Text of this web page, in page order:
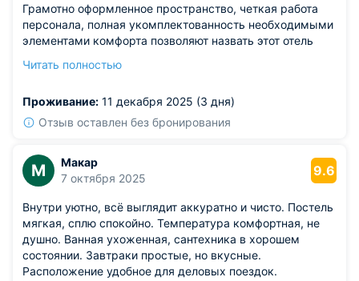
Грамотно оформленное пространство, четкая работа
персонала, полная укомплектованность необходимыми
элементами комфорта позволяют назвать этот отель
высокий, атмосфера приятная и радушная.
регулярная смена белья и полотенца придают номеру
особый шарм. Выполнение всех санитарных норм
хорошим соотношением качества и цены.
Читать полностью
Проживание: 11 декабря 2025 (3 дня)
Отзыв оставлен без бронирования
М
Макар
7 октября 2025
9.6
Внутри уютно, всё выглядит аккуратно и чисто. Постель
мягкая, сплю спокойно. Температура комфортная, не
душно. Ванная ухоженная, сантехника в хорошем
состоянии. Завтраки простые, но вкусные.
Расположение удобное для деловых поездок.